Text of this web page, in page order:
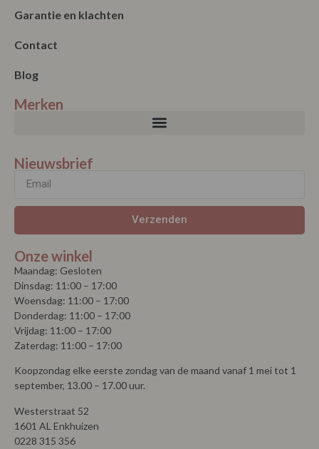
Garantie en klachten
Contact
Blog
Merken
Nieuwsbrief
Verzenden
Onze winkel
Maandag: Gesloten
Dinsdag: 11:00 – 17:00
Woensdag: 11:00 – 17:00
Donderdag: 11:00 – 17:00
Vrijdag: 11:00 – 17:00
Zaterdag: 11:00 – 17:00
Koopzondag elke eerste zondag van de maand vanaf 1 mei tot 1
september, 13.00 – 17.00 uur.
Westerstraat 52
1601 AL Enkhuizen
0228 315 356